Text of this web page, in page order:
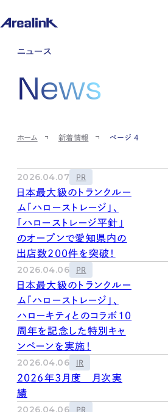
企業情報
企業理念
会社概要
コーポレートガバナンス
ストレージ事業
パートナー制度
土地権利整備事業
IR情報
IRカレンダー
IRポリシー
ストレージ室数実績
IRライブラリ
株式・株主情報
個人投資家の皆様へ
よくある質問・用語集
IRメール登録
免責事項
ニュース
商品情報
先輩社員インタビュー
中途採用
採用エントリー
お問い合わせ
asul
土地活用
サイト
ーム
カスタマーハラスメントポリ
シー
©2025 AREALINK.
ニュース
News
ホーム 新着情報 ページ 4
2026.04.07 PR
日本最大級のトランクルー
ム「ハローストレージ」、
「ハローストレージ平針」
のオープンで愛知県内の
出店数200件を突破！
2026.04.06 PR
日本最大級のトランクルー
ム「ハローストレージ」、
ハローキティとのコラボ10
周年を記念した特別キャ
ンペーンを実施！
2026.04.06 IR
2026年3月度 月次実
績
2026.04.06 PR